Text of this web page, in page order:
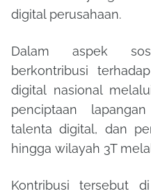
digital perusahaan.
Dalam aspek
berkontribusi
digital nasional
penciptaan
talenta digital, dan
hingga wilayah 3T
Kontribusi tersebut